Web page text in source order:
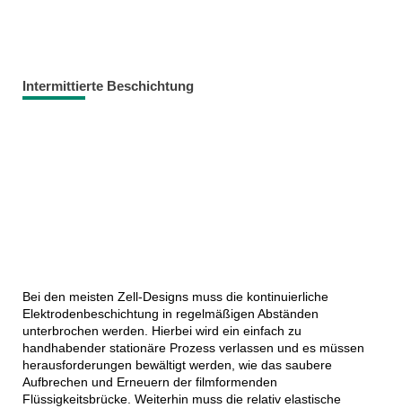
Intermittierte Beschichtung
Bei den meisten Zell-Designs muss die kontinuierliche
Elektrodenbeschichtung in regelmäßigen Abständen
unterbrochen werden. Hierbei wird ein einfach zu
handhabender stationäre Prozess verlassen und es müssen
herausforderungen bewältigt werden, wie das saubere
Aufbrechen und Erneuern der filmformenden
Flüssigkeitsbrücke. Weiterhin muss die relativ elastische